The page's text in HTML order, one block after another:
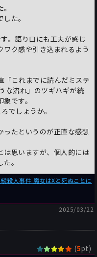
た。
。語り口にも工夫が感じ
ワク感や引き込まれるよう
「これまでに読んだミステ
な流れ」のツギハギが続
です。
でしょうか。
ったというのが正直な感想
は思いますが、個人的には
。
殺人事件 魔女はXと死ぬことに
2025/03/22
(5pt)